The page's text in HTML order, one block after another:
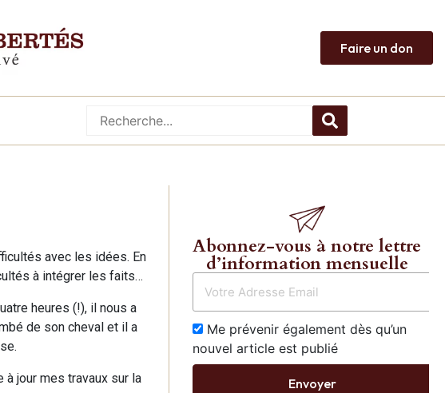
Faire un don
avec les idées. En
à intégrer les faits…
heures (!), il nous a
de son cheval et il a
jour mes travaux sur la
Abonnez-vous à notre lettre
d’information mensuelle
Me prévenir également dès qu’un
nouvel article est publié
Envoyer